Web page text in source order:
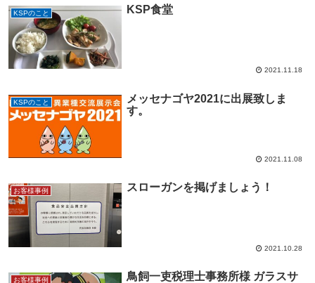
KSPのこと KSP食堂
2021.11.18
KSPのこと
メッセナゴヤ2021に出展致しま
す。
2021.11.08
お客様事例 スローガンを掲げましょう！
2021.10.28
お客様事例
鳥飼一吏税理士事務所様 ガラスサ